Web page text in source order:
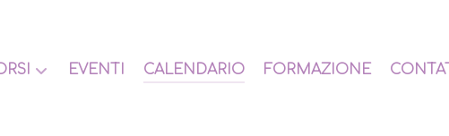
EVENTI CALENDARIO FORMAZIONE